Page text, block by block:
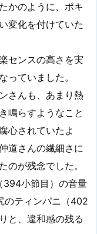
かのように、ポキ
変化を付けていた
センスの高さを実
ていました。
さんも、あまり熱
鳴らすようなこと
心されていたよ
道さんの繊細さに
のが残念でした。
394小節目）の音量
のティンパニ（402
と、違和感の残る